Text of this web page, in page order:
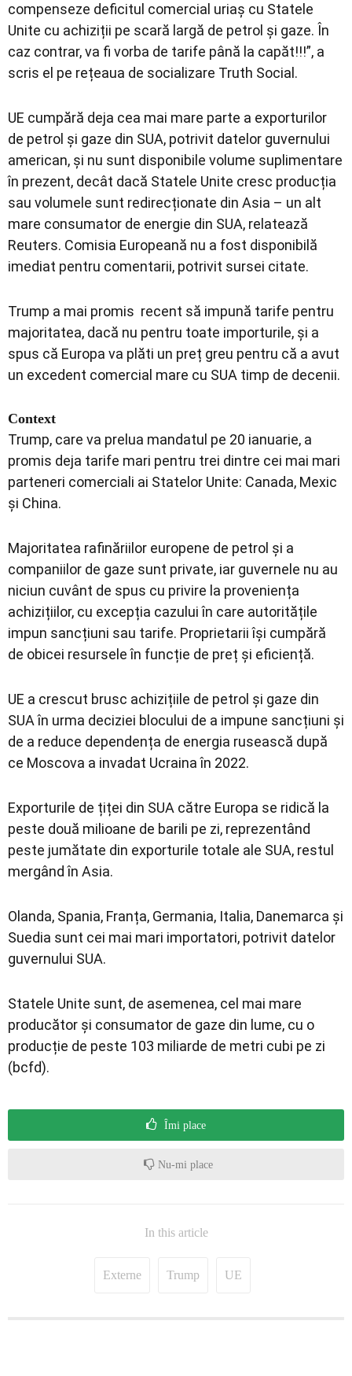
compenseze deficitul comercial uriaș cu Statele
Unite cu achiziții pe scară largă de petrol și gaze. În
caz contrar, va fi vorba de tarife până la capăt!!!”, a
scris el pe rețeaua de socializare Truth Social.
UE cumpără deja cea mai mare parte a exporturilor
de petrol și gaze din SUA, potrivit datelor guvernului
american, și nu sunt disponibile volume suplimentare
în prezent, decât dacă Statele Unite cresc producția
sau volumele sunt redirecționate din Asia – un alt
mare consumator de energie din SUA, relatează
Reuters. Comisia Europeană nu a fost disponibilă
imediat pentru comentarii, potrivit sursei citate.
Trump a mai promis recent să impună tarife pentru
majoritatea, dacă nu pentru toate importurile, și a
spus că Europa va plăti un preț greu pentru că a avut
un excedent comercial mare cu SUA timp de decenii.
Context
Trump, care va prelua mandatul pe 20 ianuarie, a
promis deja tarife mari pentru trei dintre cei mai mari
parteneri comerciali ai Statelor Unite: Canada, Mexic
și China.
Majoritatea rafinăriilor europene de petrol și a
companiilor de gaze sunt private, iar guvernele nu au
niciun cuvânt de spus cu privire la proveniența
achizițiilor, cu excepția cazului în care autoritățile
impun sancțiuni sau tarife. Proprietarii își cumpără
de obicei resursele în funcție de preț și eficiență.
UE a crescut brusc achizițiile de petrol și gaze din
SUA în urma deciziei blocului de a impune sancțiuni și
de a reduce dependența de energia rusească după
ce Moscova a invadat Ucraina în 2022.
Exporturile de țiței din SUA către Europa se ridică la
peste două milioane de barili pe zi, reprezentând
peste jumătate din exporturile totale ale SUA, restul
mergând în Asia.
Olanda, Spania, Franța, Germania, Italia, Danemarca și
Suedia sunt cei mai mari importatori, potrivit datelor
guvernului SUA.
Statele Unite sunt, de asemenea, cel mai mare
producător și consumator de gaze din lume, cu o
producție de peste 103 miliarde de metri cubi pe zi
(bcfd).
Îmi place
Nu-mi place
In this article
Externe Trump UE